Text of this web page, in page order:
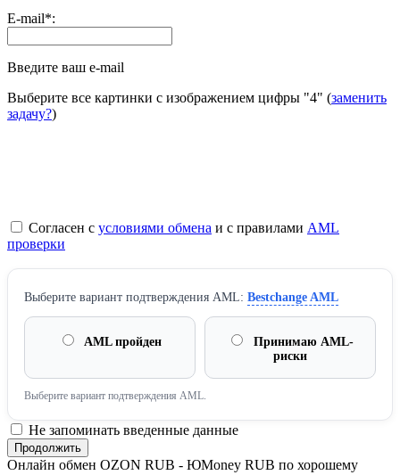
E-mail*:
Введите ваш e-mail
Выберите все картинки с изображением цифры "4" (заменить
задачу?)
Согласен с условиями обмена и с правилами AML
проверки
Выберите вариант подтверждения AML: Bestchange AML
AML пройден
Принимаю AML-
риски
Выберите вариант подтверждения AML.
Не запоминать введенные данные
Онлайн обмен OZON RUB - ЮMoney RUB по хорошему